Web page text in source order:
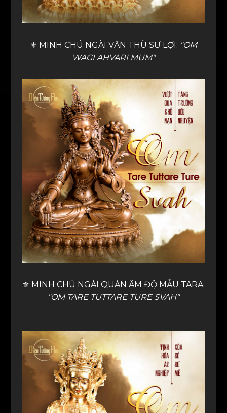
⚜️ MINH CHÚ NGÀI VĂN THÙ SƯ LỢI: "OM
WAGI AHVARI MUM"
⚜️ MINH CHÚ NGÀI QUÁN ÂM ĐỘ MẪU TARA:
"OM TARE TUTTARE TURE SVAH"